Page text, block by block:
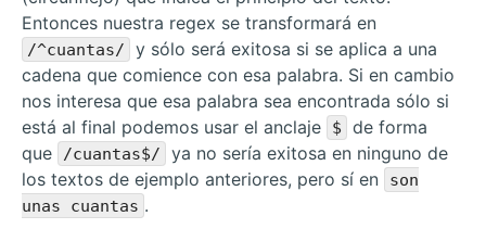
Entonces nuestra regex se transformará en
/^cuantas/
y sólo será exitosa si se aplica a una
cadena que comience con esa palabra. Si en cambio
nos interesa que esa palabra sea encontrada sólo si
está al final podemos usar el anclaje
$
de forma
que
/cuantas$/
ya no sería exitosa en ninguno de
los textos de ejemplo anteriores, pero sí en
son
unas cuantas .